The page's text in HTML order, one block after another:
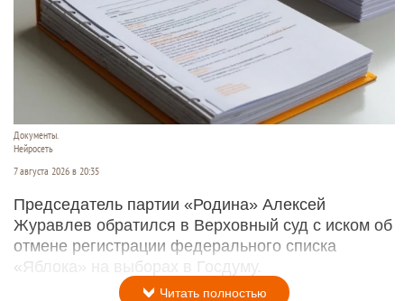
Документы.
Нейросеть
7 августа 2026 в 20:35
Председатель партии «Родина» Алексей
Журавлев обратился в Верховный суд с иском об
отмене регистрации федерального списка
«Яблока» на выборах в Госдуму.
Читать полностью